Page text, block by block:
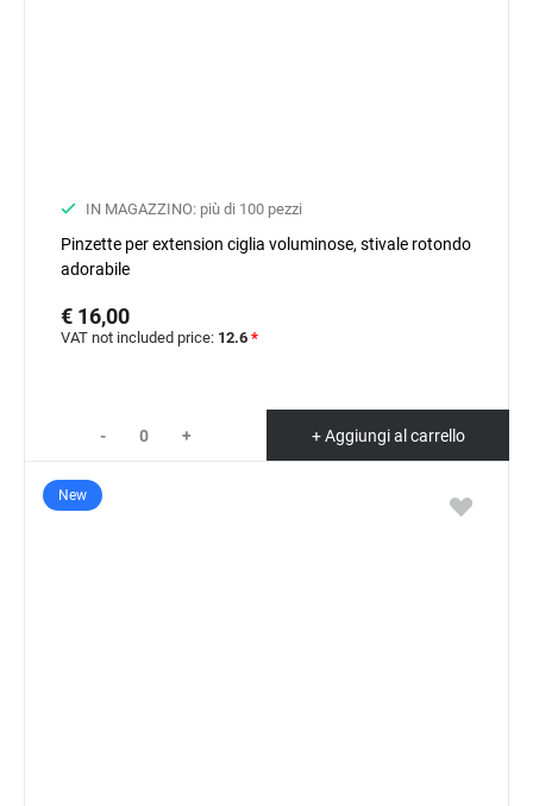
IN MAGAZZINO: più di 100 pezzi
Pinzette per extension ciglia voluminose, stivale rotondo
adorabile
€ 16,00
VAT not included price: 12.6 *
- + + Aggiungi al carrello
New